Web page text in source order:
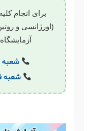
برای انجام
(اورژانسی و
شعبه
شعبه